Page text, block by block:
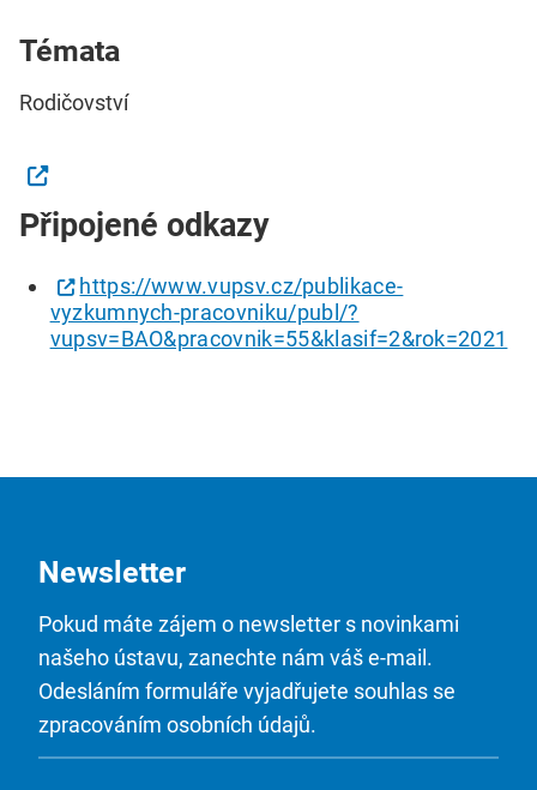
Témata
Rodičovství
Připojené odkazy
https://www.vupsv.cz/publikace-
vyzkumnych-pracovniku/publ/?
vupsv=BAO&pracovnik=55&klasif=2&rok=2021
Newsletter
Pokud máte zájem o newsletter s novinkami
našeho ústavu, zanechte nám váš e-mail.
Odesláním formuláře vyjadřujete souhlas se
zpracováním osobních údajů.